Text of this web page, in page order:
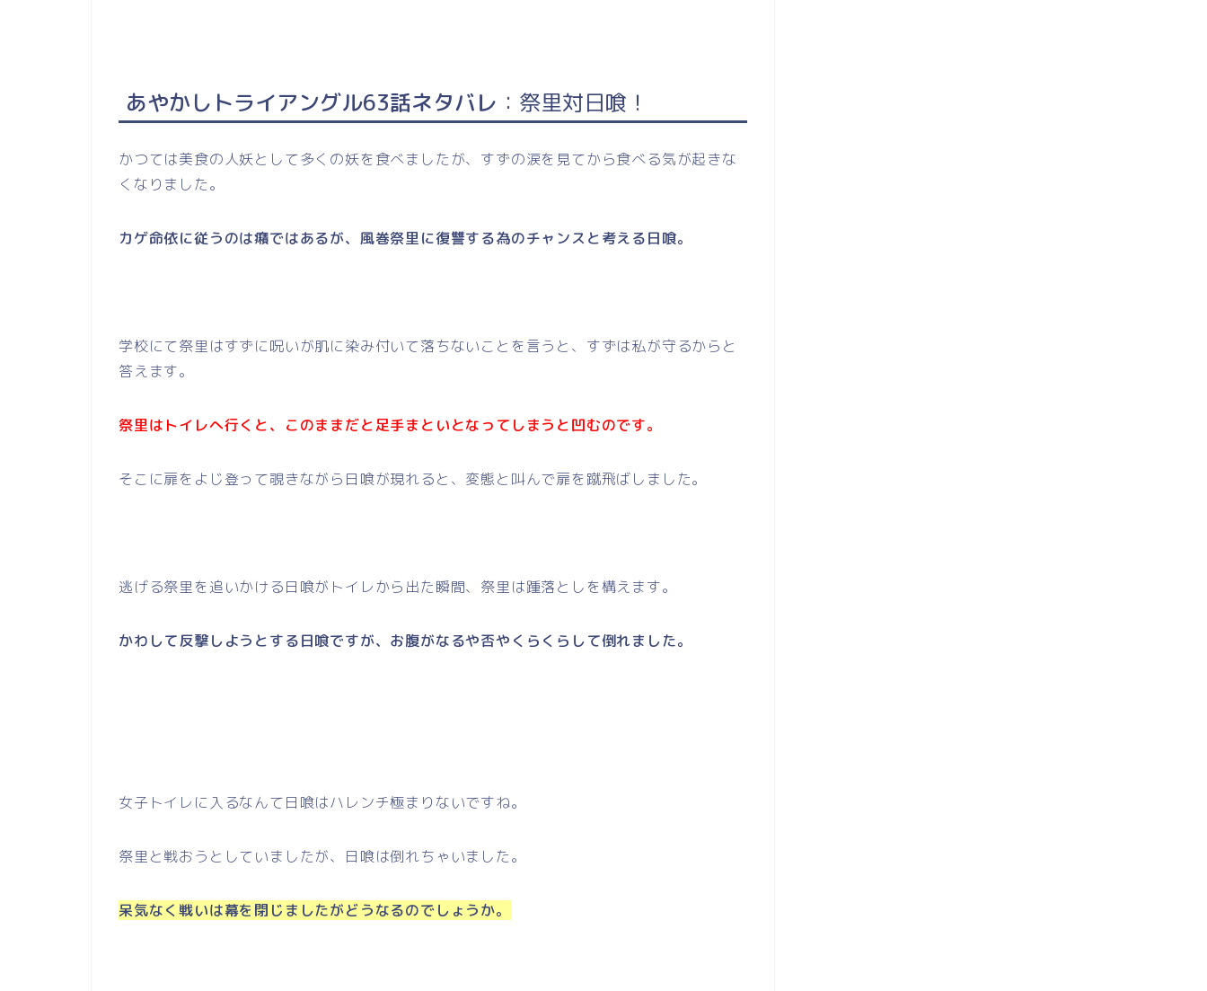
あやかしトライアングル63話ネタバレ ：祭里対日喰 ！
かつては美食の人妖として多くの妖を食べましたが、すずの涙を見てから食べる気が起きな
くなりました。
カゲ命依に従うのは癪ではあるが、風巻祭里に復讐する為のチャンスと考える日喰。
学校にて祭里はすずに呪いが肌に染み付いて落ちないことを言うと、すずは私が守るからと
答えます。
祭里はトイレへ行くと、このままだと足手まといとなってしまうと凹むのです。
そこに扉をよじ登って覗きながら日喰が現れると、変態と叫んで扉を蹴飛ばしました。
逃げる祭里を追いかける日喰がトイレから出た瞬間、祭里は踵落としを構えます。
かわして反撃しようとする日喰ですが、お腹がなるや否やくらくらして倒れました。
女子トイレに入るなんて日喰はハレンチ極まりないですね。
祭里と戦おうとしていましたが、日喰は倒れちゃいました。
呆気なく戦いは幕を閉じましたがどうなるのでしょうか。